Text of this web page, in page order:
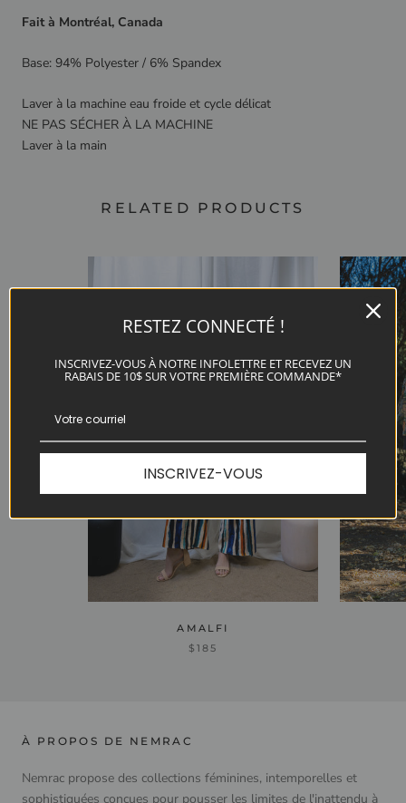
Fait à Montréal, Canada
Base: 94% Polyester / 6% Spandex
Laver à la machine eau froide et cycle délicat
NE PAS SÉCHER À LA MACHINE
Laver à la main
RELATED PRODUCTS
AMALFI
$185
À PROPOS DE NEMRAC
Nemrac propose des collections féminines, intemporelles et
sophistiquées conçues pour pousser les limites de l'inattendu à
RESTEZ CONNECTÉ !
INSCRIVEZ-VOUS À NOTRE INFOLETTRE ET RECEVEZ UN
RABAIS DE 10$ SUR VOTRE PREMIÈRE COMMANDE*
INSCRIVEZ-VOUS